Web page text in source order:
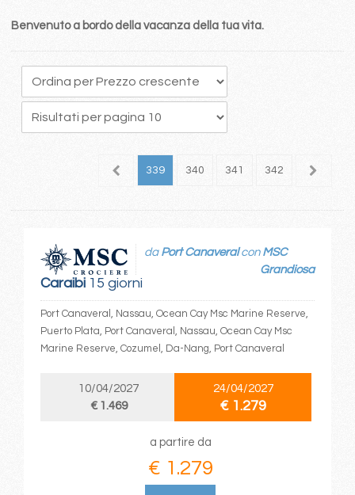
Benvenuto a bordo della vacanza della tua vita.
338 339 340 341 342 343
Caraibi15 giorni
da Port Canaveralcon MSC
Grandiosa
Port Canaveral, Nassau, Ocean Cay Msc Marine Reserve,
Puerto Plata, Port Canaveral, Nassau, Ocean Cay Msc
Marine Reserve, Cozumel, Da-Nang, Port Canaveral
10/04/2027
€ 1.469
24/04/2027
€ 1.279
a partire da
€ 1.279